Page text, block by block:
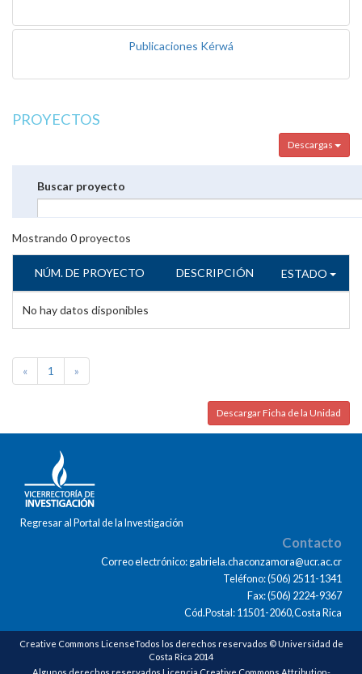
Publicaciones Kérwá
PROYECTOS
Descargas
Buscar proyecto
Mostrando 0proyectos
NÚM. DE PROYECTO DESCRIPCIÓN ESTADO
No hay datos disponibles
« 1 »
Descargar Ficha de la Unidad
Regresar al Portal de la Investigación
Contacto
Correo electrónico: gabriela.chaconzamora@ucr.ac.cr
Teléfono: (506) 2511-1341
Fax: (506) 2224-9367
Cód.Postal: 11501-2060,Costa Rica
Creative Commons LicenseTodos los derechos reservados © Universidad de
Costa Rica 2014